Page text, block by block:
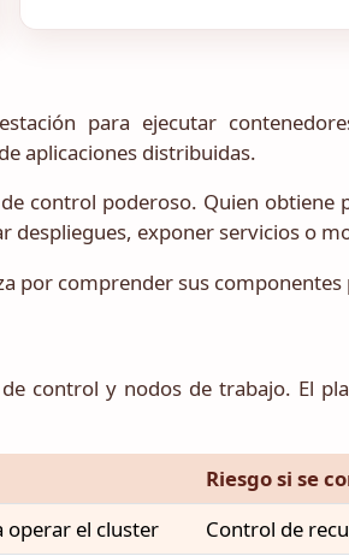
para ejecutar
aplicaciones distribuidas.
control poderoso. Quien
exponer servicios o
por comprender sus
control y nodos de trabajo. El
Riesgo si se
operar el cluster
Control de